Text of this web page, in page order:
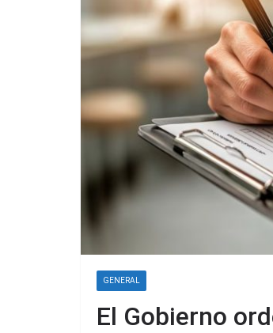
GENERAL
El Gobierno